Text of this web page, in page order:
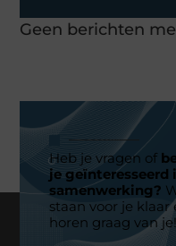
Geen berichten
Heb je vragen of
je geïnteresseerd
samenwerking?
staan voor je klaar
horen graag van je!